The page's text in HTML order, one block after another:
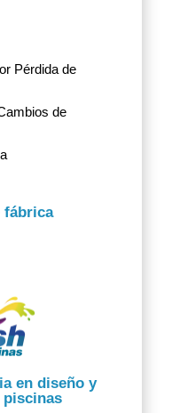
Pérdida de
de
fábrica
en diseño y